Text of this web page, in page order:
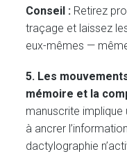
Conseil : Retirez
traçage et laissez
eux-mêmes —
5. Les
mémoire et la
manuscrite implique
à ancrer
dactylographie